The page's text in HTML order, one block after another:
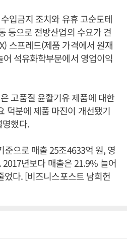
입금지 조치와 유휴 고순도테
등으로 전방산업의 수요가 견
스프레드(제품 가격에서 원재
석유화학부문에서 영업이익
고품질 윤활기유 제품에 대한
덕분에 제품 마진이 개선됐기
했다.
준으로 매출 25조4633억 원, 영
년보다 매출은 21.9% 늘어
다. [비즈니스포스트 남희헌